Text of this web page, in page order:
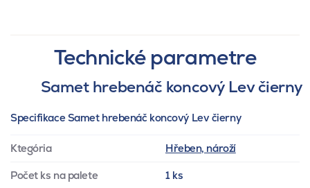
Technické parametre
Samet hrebenáč koncový Lev čierny
Specifikace Samet hrebenáč koncový Lev čierny
Ktegória Hřeben, nároží
Počet ks na palete 1 ks